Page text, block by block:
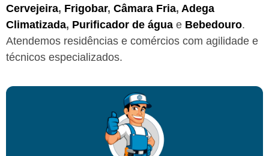
Cervejeira, Frigobar, Câmara Fria, Adega
Climatizada, Purificador de água e Bebedouro.
Atendemos residências e comércios com agilidade e
técnicos especializados.